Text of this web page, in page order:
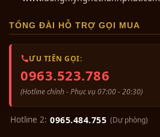
TỔNG ĐÀI HỖ TRỢ GỌI MUA
ƯU TIÊN GỌI:
0963.523.786
(Hotline chính - Phục vụ 07:00 - 20:30)
Hotline 2: 0965.484.755 (Dự phòng)